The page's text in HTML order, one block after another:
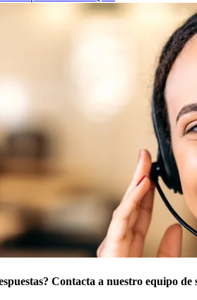
Contacta a nuestro equipo de